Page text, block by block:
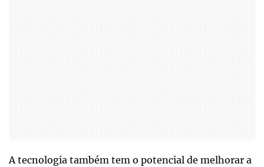
A tecnologia também tem o potencial de melhorar a